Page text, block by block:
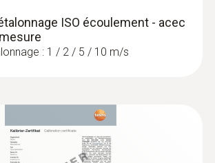
ISO écoulement - acec
: 1 / 2 / 5 / 10 m/s